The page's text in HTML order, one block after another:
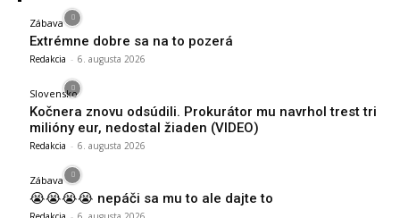
Zábava
Extrémne dobre sa na to pozerá
Redakcia - 6. augusta 2026
Slovensko
Kočnera znovu odsúdili. Prokurátor mu navrhol trest tri
milióny eur, nedostal žiaden (VIDEO)
Redakcia - 6. augusta 2026
Zábava
😭😭😭😭 nepáči sa mu to ale dajte to